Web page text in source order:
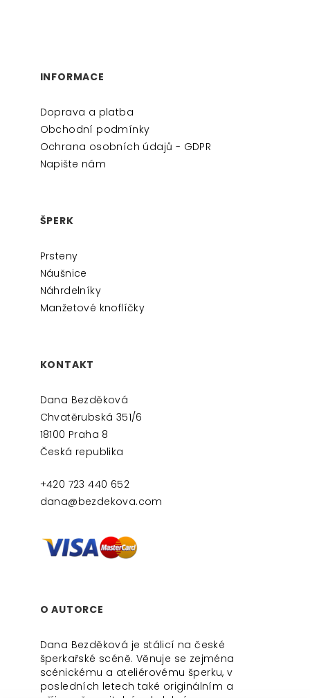
INFORMACE
Doprava a platba
Obchodní podmínky
Ochrana osobních údajů - GDPR
Napište nám
ŠPERK
Prsteny
Náušnice
Náhrdelníky
Manžetové knoflíčky
KONTAKT
Dana Bezděková
Chvatěrubská 351/6
18100 Praha 8
Česká republika
+420 723 440 652
dana@bezdekova.com
O AUTORCE
Dana Bezděková je stálicí na české
šperkařské scéně. Věnuje se zejména
scénickému a ateliérovému šperku, v
posledních letech také originálním a